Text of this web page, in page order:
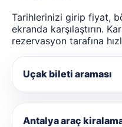
Tarihlerinizi girip fiyat,
ekranda karşılaştırın.
rezervasyon tarafına
Uçak bileti araması
Antalya araç